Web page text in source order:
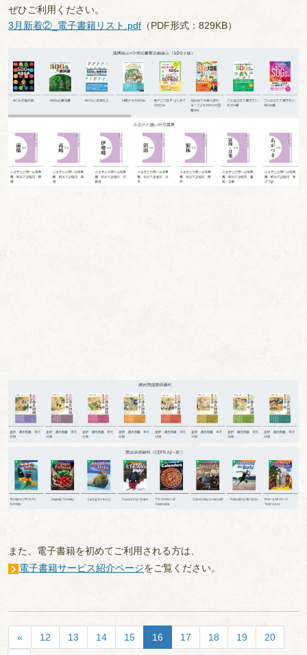
ぜひご利用ください。
3月新着②_電子書籍リスト.pdf （PDF形式：829KB）
また、電子書籍を初めてご利用される方は、
電子書籍サービス紹介ページをご覧ください。
« 12 13 14 15 16 17 18 19 20